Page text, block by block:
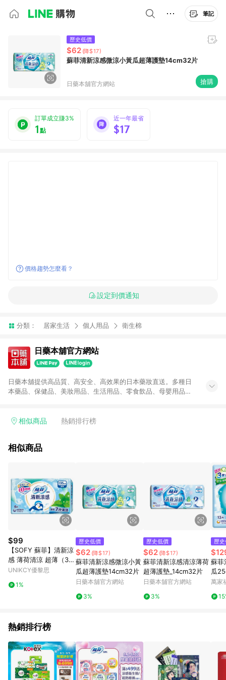
筆記
歷史低價
$62 (降$17)
蘇菲清新涼感微涼小黃瓜超薄護墊14cm32片
日藥本舖官方網站 搶購
訂單成立賺3%
1點
近一年最省
$17
價格趨勢怎麼看？
設定到價通知
分類： 居家生活 個人用品 衛生棉
日藥本舖官方網站
日藥本舖提供高品質、高安全、高效果的日本藥妝直送。多種日
本藥品、保健品、美妝用品、生活用品、零食飲品、母嬰用品，
相似商品 熱銷排行榜
相似商品
$99
【SOFY 蘇菲】清新涼
感 薄荷清涼 超薄（35
cm）6片/包 (包裝隨機
UNIKCY優黎思
1%
歷史低價
$62 (降$17)
蘇菲清新涼感微涼小黃
瓜超薄護墊14cm32片
日藥本舖官方網站
3%
歷史低價
$62 (降$17)
蘇菲清新涼感清涼薄荷
超薄護墊_14cm32片
日藥本舖官方網站
3%
歷
蘇菲
瓜
萬家
熱銷排行榜